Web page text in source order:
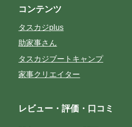
コンテンツ
タスカジplus
助家事さん
タスカジブートキャンプ
家事クリエイター
レビュー・評価・口コミ